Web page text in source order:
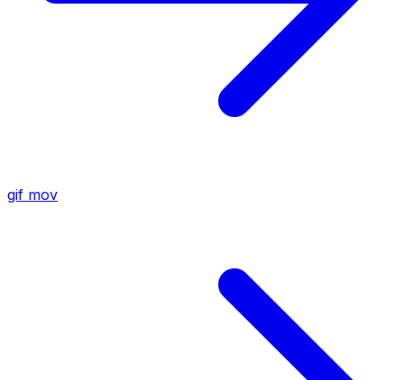
gif mov